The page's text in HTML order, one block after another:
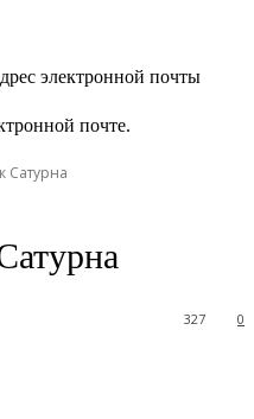
электронной почты
почте.
Сатурна
0
327